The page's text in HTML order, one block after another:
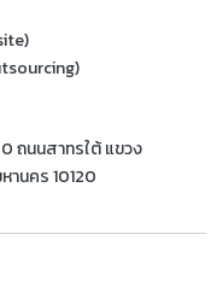
ถนนสาทรใต้ แขวง
านคร 10120